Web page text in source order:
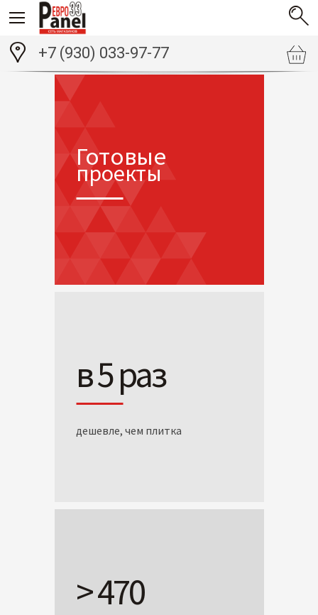
+7 (930) 033-97-77
Готовые
проекты
в 5 раз
дешевле, чем плитка
> 470